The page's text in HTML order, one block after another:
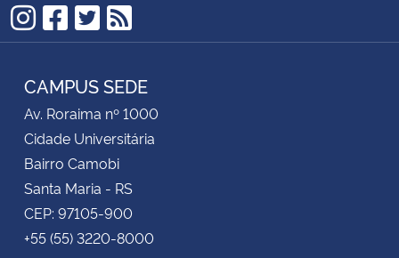
Instagram
Facebook
Twitter
RSS
CAMPUS SEDE
Av. Roraima nº 1000
Cidade Universitária
Bairro Camobi
Santa Maria - RS
CEP: 97105-900
+55 (55) 3220-8000